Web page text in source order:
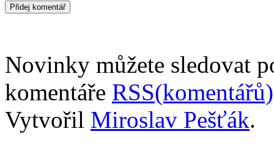
Novinky můžete sledovat
komentáře RSS(komentářů)
Vytvořil Miroslav Pešťák.